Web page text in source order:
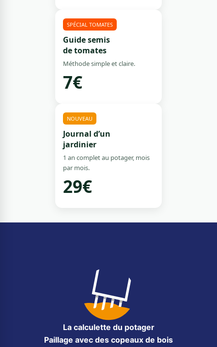
SPÉCIAL TOMATES
Guide semis
de tomates
Méthode simple et claire.
7€
NOUVEAU
Journal d’un
jardinier
1 an complet au potager, mois
par mois.
29€
La calculette du potager
Paillage avec des copeaux de bois